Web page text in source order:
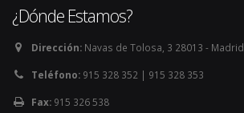
¿Dónde Estamos?
Dirección: Navas de Tolosa, 3 28013 - Madrid
Teléfono: 915 328 352 | 915 328 353
Fax: 915 326 538